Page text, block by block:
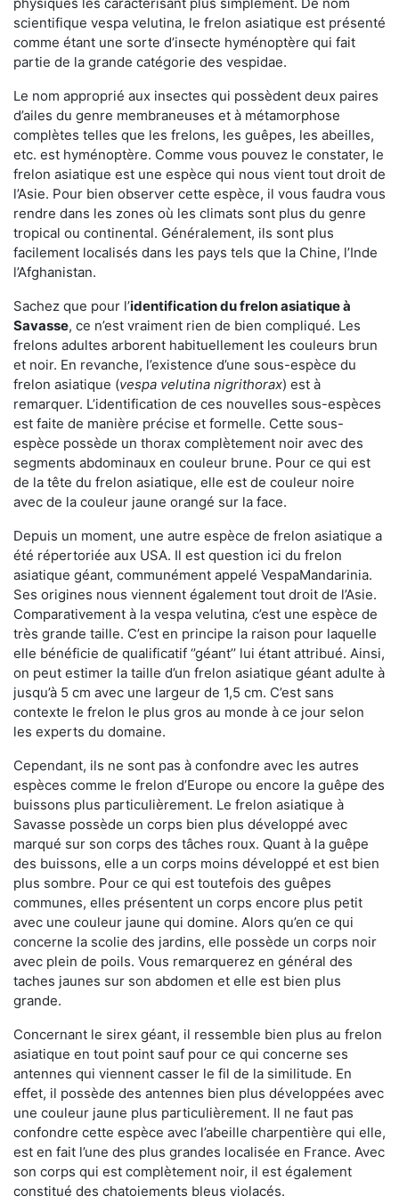
scientifique vespa velutina, le frelon asiatique est présenté
comme étant une sorte d’insecte hyménoptère qui fait
partie de la grande catégorie des vespidae.
Le nom approprié aux insectes qui possèdent deux paires
d’ailes du genre membraneuses et à métamorphose
complètes telles que les frelons, les guêpes, les abeilles,
etc. est hyménoptère. Comme vous pouvez le constater, le
frelon asiatique est une espèce qui nous vient tout droit de
l’Asie. Pour bien observer cette espèce, il vous faudra vous
rendre dans les zones où les climats sont plus du genre
tropical ou continental. Généralement, ils sont plus
facilement localisés dans les pays tels que la Chine, l’Inde
l’Afghanistan.
Sachez que pour l’identification du frelon asiatiqueà
Savasse, ce n’est vraiment rien de bien compliqué. Les
frelons adultes arborent habituellement les couleurs brun
et noir. En revanche, l’existence d’une sous-espèce du
frelon asiatique (vespa velutina nigrithorax) est à
remarquer. L’identification de ces nouvelles sous-espèces
est faite de manière précise et formelle. Cette sous-
espèce possède un thorax complètement noir avec des
segments abdominaux en couleur brune. Pour ce qui est
de la tête du frelon asiatique, elle est de couleur noire
avec de la couleur jaune orangé sur la face.
Depuis un moment, une autre espèce de frelon asiatique a
été répertoriée aux USA. Il est question ici du frelon
asiatique géant, communément appelé VespaMandarinia.
Ses origines nous viennent également tout droit de l’Asie.
Comparativement à la vespa velutina, c’est une espèce de
très grande taille. C’est en principe la raison pour laquelle
elle bénéficie de qualificatif ‘’géant’’ lui étant attribué. Ainsi,
on peut estimer la taille d’un frelon asiatique géant adulte à
jusqu’à 5 cm avec une largeur de 1,5 cm. C’est sans
contexte le frelon le plus gros au monde à ce jour selon
les experts du domaine.
Cependant, ils ne sont pas à confondre avec les autres
espèces comme le frelon d’Europe ou encore la guêpe des
buissons plus particulièrement. Le frelon asiatique à
Savasse possède un corps bien plus développé avec
marqué sur son corps des tâches roux. Quant à la guêpe
des buissons, elle a un corps moins développé et est bien
plus sombre. Pour ce qui est toutefois des guêpes
communes, elles présentent un corps encore plus petit
avec une couleur jaune qui domine. Alors qu’en ce qui
concerne la scolie des jardins, elle possède un corps noir
avec plein de poils. Vous remarquerez en général des
taches jaunes sur son abdomen et elle est bien plus
grande.
Concernant le sirex géant, il ressemble bien plus au frelon
asiatique en tout point sauf pour ce qui concerne ses
antennes qui viennent casser le fil de la similitude. En
effet, il possède des antennes bien plus développées avec
une couleur jaune plus particulièrement. Il ne faut pas
confondre cette espèce avec l’abeille charpentière qui elle,
est en fait l’une des plus grandes localisée en France. Avec
son corps qui est complètement noir, il est également
constitué des chatoiements bleus violacés.